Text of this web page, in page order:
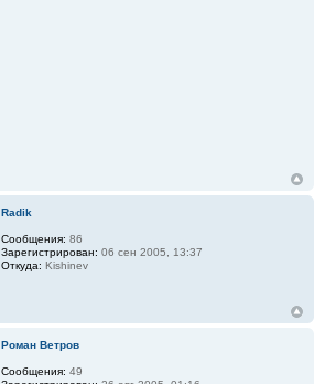
Radik
Сообщения: 86
Зарегистрирован: 06 сен 2005, 13:37
Откуда: Kishinev
Роман Ветров
Сообщения: 49